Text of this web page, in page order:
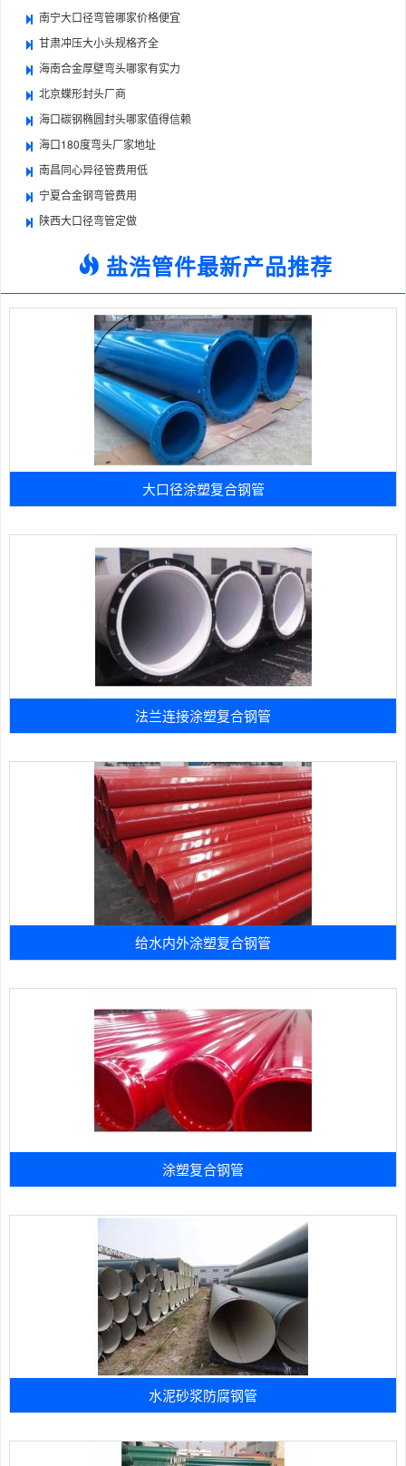
南宁大口径弯管哪家价格便宜
甘肃冲压大小头规格齐全
海南合金厚壁弯头哪家有实力
北京蝶形封头厂商
海口碳钢椭圆封头哪家值得信赖
海口180度弯头厂家地址
南昌同心异径管费用低
宁夏合金钢弯管费用
陕西大口径弯管定做
盐浩管件最新产品推荐
大口径涂塑复合钢管
法兰连接涂塑复合钢管
给水内外涂塑复合钢管
涂塑复合钢管
水泥砂浆防腐钢管